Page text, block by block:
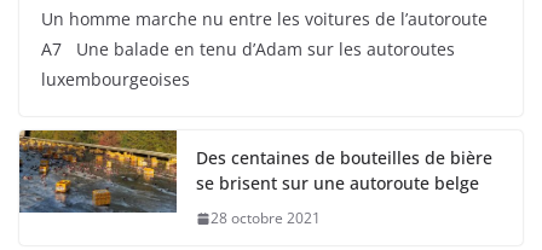
Un homme marche nu entre les voitures de l’autoroute
A7 Une balade en tenu d’Adam sur les autoroutes
luxembourgeoises
Des centaines de bouteilles de bière
se brisent sur une autoroute belge
28 octobre 2021